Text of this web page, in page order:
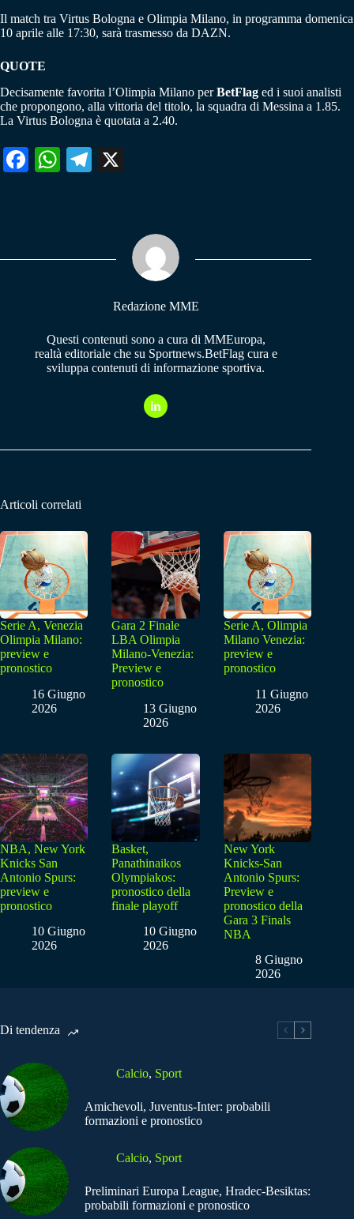
Il match tra Virtus Bologna e Olimpia Milano, in programma domenica
10 aprile alle 17:30, sarà trasmesso da DAZN.
QUOTE
Decisamente favorita l’Olimpia Milano perBetFlag ed i suoi analisti
che propongono, alla vittoria del titolo, la squadra di Messina a 1.85.
La Virtus Bologna è quotata a 2.40.
Fa W
pp
Te
m
Redazione MME
Questi contenuti sono a cura di MMEuropa,
realtà editoriale che su Sportnews.BetFlag cura e
sviluppa contenuti di informazione sportiva.
Articoli correlati
Serie A, Venezia
Olimpia Milano:
preview e
pronostico
16 Giugno
2026
Gara 2 Finale
LBA Olimpia
Milano-Venezia:
Preview e
pronostico
13 Giugno
2026
Serie A, Olimpia
Milano Venezia:
preview e
pronostico
11 Giugno
2026
NBA, New York
Knicks San
Antonio Spurs:
preview e
pronostico
10 Giugno
2026
Basket,
Panathinaikos
Olympiakos:
pronostico della
finale playoff
10 Giugno
2026
New York
Knicks-San
Antonio Spurs:
Preview e
pronostico della
Gara 3 Finals
NBA
8 Giugno
2026
Di tendenza
Calcio, Sport
Amichevoli, Juventus-Inter: probabili
formazioni e pronostico
Calcio, Sport
Preliminari Europa League, Hradec-Besiktas:
probabili formazioni e pronostico